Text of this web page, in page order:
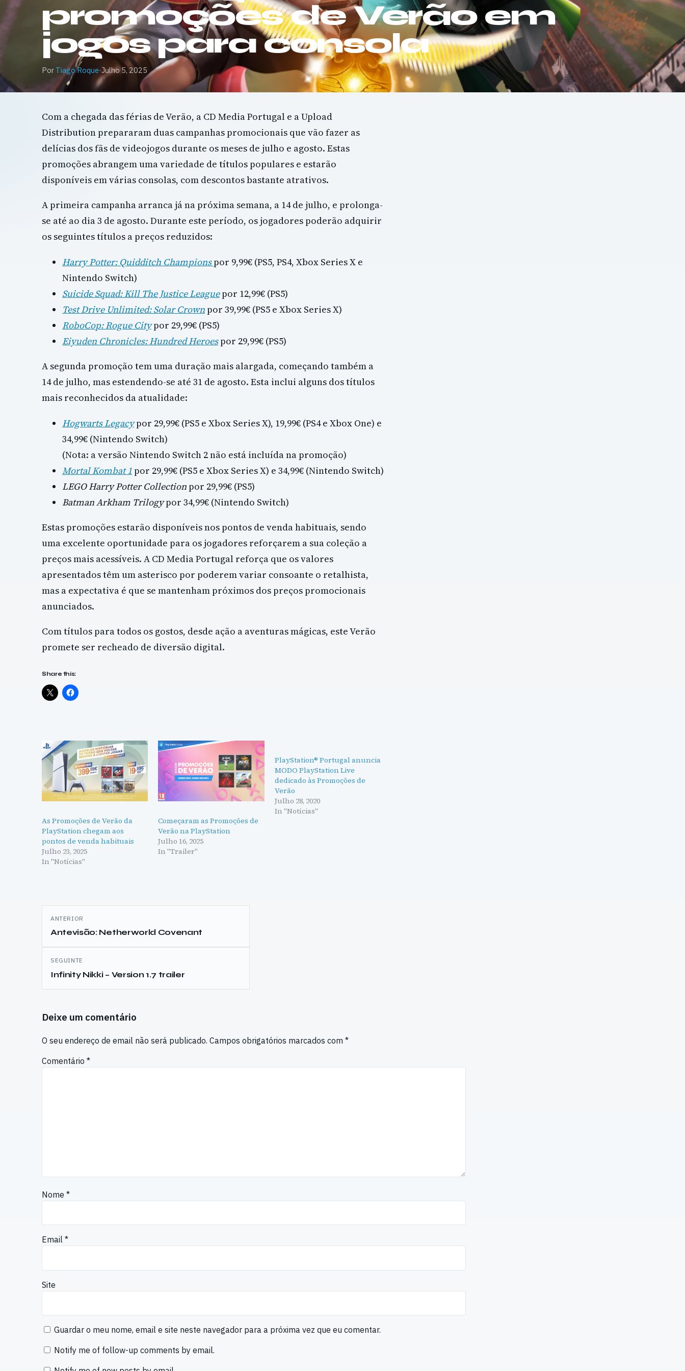
promoções de Verão em
jogos para consola
Por Tiago Roque·Julho 5, 2025
Com a chegada das férias de Verão, a CD Media Portugal e a Upload
Distribution prepararam duas campanhas promocionais que vão fazer as
delícias dos fãs de videojogos durante os meses de julho e agosto. Estas
promoções abrangem uma variedade de títulos populares e estarão
disponíveis em várias consolas, com descontos bastante atrativos.
A primeira campanha arranca já na próxima semana, a 14 de julho, e prolonga-
se até ao dia 3 de agosto. Durante este período, os jogadores poderão adquirir
os seguintes títulos a preços reduzidos:
Harry Potter: Quidditch Championspor 9,99€ (PS5, PS4, Xbox Series X e
Nintendo Switch)
Suicide Squad: Kill The Justice Leaguepor 12,99€ (PS5)
Test Drive Unlimited: Solar Crownpor 39,99€ (PS5 e Xbox Series X)
RoboCop: Rogue Citypor 29,99€ (PS5)
Eiyuden Chronicles: Hundred Heroespor 29,99€ (PS5)
A segunda promoção tem uma duração mais alargada, começando também a
14 de julho, mas estendendo-se até 31 de agosto. Esta inclui alguns dos títulos
mais reconhecidos da atualidade:
Hogwarts Legacypor 29,99€ (PS5 e Xbox Series X), 19,99€ (PS4 e Xbox One) e
34,99€ (Nintendo Switch)
(Nota: a versão Nintendo Switch 2 não está incluída na promoção)
Mortal Kombat 1por 29,99€ (PS5 e Xbox Series X) e 34,99€ (Nintendo Switch)
LEGO Harry Potter Collectionpor 29,99€ (PS5)
Batman Arkham Trilogypor 34,99€ (Nintendo Switch)
Estas promoções estarão disponíveis nos pontos de venda habituais, sendo
uma excelente oportunidade para os jogadores reforçarem a sua coleção a
preços mais acessíveis. A CD Media Portugal reforça que os valores
apresentados têm um asterisco por poderem variar consoante o retalhista,
mas a expectativa é que se mantenham próximos dos preços promocionais
anunciados.
Com títulos para todos os gostos, desde ação a aventuras mágicas, este Verão
promete ser recheado de diversão digital.
Share this:
As Promoções de Verão da
PlayStation chegam aos
pontos de venda habituais
Julho 23, 2025
In "Notícias"
Começaram as Promoções de
Verão na PlayStation
Julho 16, 2025
In "Trailer"
PlayStation® Portugal anuncia
MODO PlayStation Live
dedicado às Promoções de
Verão
Julho 28, 2020
In "Notícias"
Navegação
de
artigos
ANTERIOR
Antevisão: Netherworld Covenant
SEGUINTE
Infinity Nikki – Version 1.7 trailer
Deixe um comentário
O seu endereço de email não será publicado. Campos obrigatórios marcados com *
Comentário *
Nome *
Email *
Site
Guardar o meu nome, email e site neste navegador para a próxima vez que eu comentar.
Notify me of follow-up comments by email.